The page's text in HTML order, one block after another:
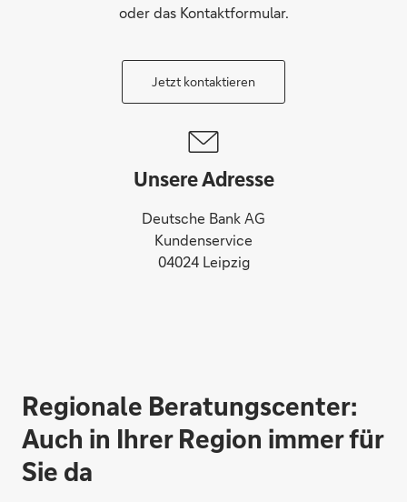
oder das Kontaktformular.
Jetzt kontaktieren
Unsere Adresse
Deutsche Bank AG
Kundenservice
04024 Leipzig
Regionale Beratungscenter:
Auch in Ihrer Region immer für
Sie da